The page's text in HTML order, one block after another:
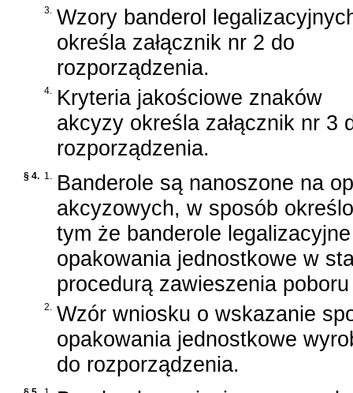
3. Wzory banderol
określa załącznik nr 2 do
rozporządzenia.
4. Kryteria jakościowe znaków
akcyzy określa załącznik nr 3
rozporządzenia.
§ 4. 1. Banderole są nanoszone na
akcyzowych, w sposób
tym że banderole
opakowania jednostkowe w
procedurą zawieszenia
2. Wzór wniosku o wskazanie
opakowania jednostkowe
do rozporządzenia.